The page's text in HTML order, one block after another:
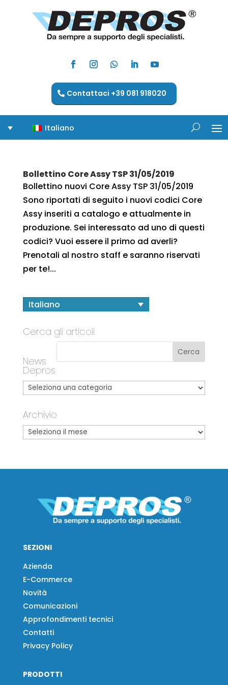
Contattaci +39 081 918020
Italiano
Bollettino Core Assy TSP 31/05/2019
Bollettino nuovi Core Assy TSP 31/05/2019
Sono riportati di seguito i nuovi codici Core
Assy inseriti a catalogo e attualmente in
produzione. Sei interessato ad uno di questi
codici? Vuoi essere il primo ad averli?
Prenotali al nostro staff e saranno riservati
per te!...
Italiano
Cerca gli articoli
News
Depros
Archivio
SEZIONI
Azienda
E-Commerce
Novità
Comunicazioni
Approfondimenti tecnici
Contatti
Privacy Policy
PRODOTTI